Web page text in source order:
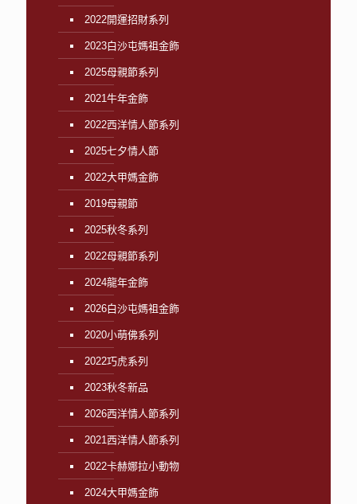
2022開運招財系列
2023白沙屯媽祖金飾
2025母親節系列
2021牛年金飾
2022西洋情人節系列
2025七夕情人節
2022大甲媽金飾
2019母親節
2025秋冬系列
2022母親節系列
2024龍年金飾
2026白沙屯媽祖金飾
2020小萌佛系列
2022巧虎系列
2023秋冬新品
2026西洋情人節系列
2021西洋情人節系列
2022卡赫娜拉小動物
2024大甲媽金飾